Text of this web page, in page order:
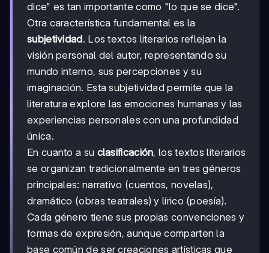
dice" es tan importante como "lo que se dice".
Otra característica fundamental es la
subjetividad. Los textos literarios reflejan la
visión personal del autor, representando su
mundo interno, sus percepciones y su
imaginación. Esta subjetividad permite que la
literatura explore las emociones humanas y las
experiencias personales con una profundidad
única.
En cuanto a su clasificación, los textos literarios
se organizan tradicionalmente en tres géneros
principales: narrativo (cuentos, novelas),
dramático (obras teatrales) y lírico (poesía).
Cada género tiene sus propias convenciones y
formas de expresión, aunque comparten la
base común de ser creaciones artísticas que